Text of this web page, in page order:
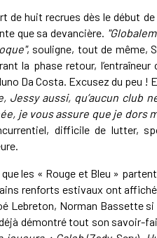
de huit recrues dès le début
que sa devancière.
, souligne, tout de même,
la phase retour,
Da Costa. Excusez du peu !
Jessy aussi, qu’aucun club
je vous assure que je dors
difficile de lutter,
les « Rouge et Bleu »
renforts estivaux ont
Lebreton, Norman Bassette
démontré tout son savoir-